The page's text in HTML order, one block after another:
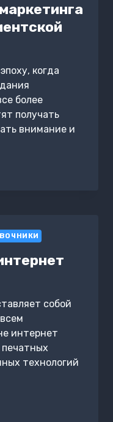
когда
более
получать
внимание и
собой
интернет
печатных
технологий